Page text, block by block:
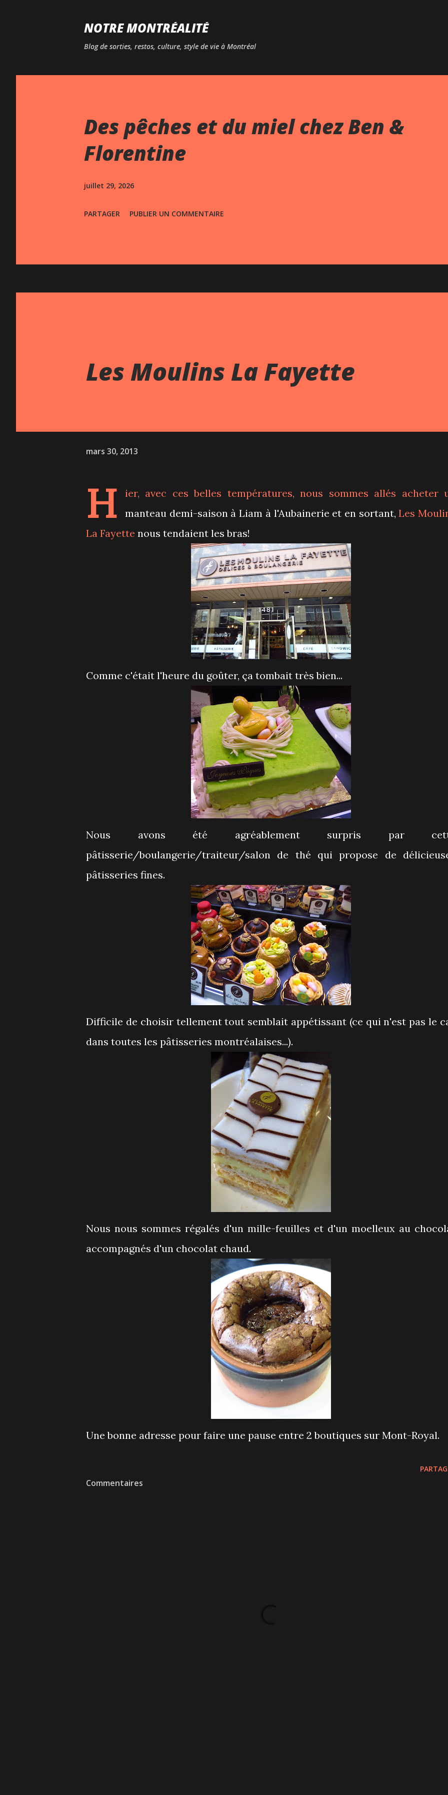
NOTRE MONTRÉALITÉ
Blog de sorties, restos, culture, style de vie à Montréal
Des pêches et du miel chez Ben &
Florentine
juillet 29, 2026
PARTAGER PUBLIER UN COMMENTAIRE
Les Moulins La Fayette
mars 30, 2013
H
ier, avec ces belles températures, nous sommes allés acheter
manteau demi-saison à Liam à l'Aubainerie et en sortant,Les
La Fayette nous tendaient les bras!
Comme c'était l'heure du goûter, ça tombait très bien...
Nous avons été agréablement surpris par
pâtisserie/boulangerie/traiteur/salon de thé qui propose de
pâtisseries fines.
Difficile de choisir tellement tout semblait appétissant (ce qui n'est pas le
dans toutes les pâtisseries montréalaises...).
Nous nous sommes régalés d'un mille-feuilles et d'un moelleux au
accompagnés d'un chocolat chaud.
Une bonne adresse pour faire une pause entre 2 boutiques sur Mont-Royal.
Commentaires